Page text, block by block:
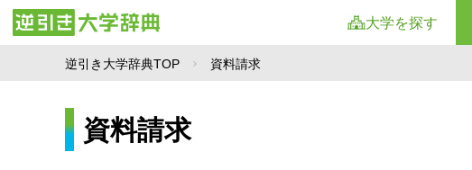
大学を探す
逆引き大学辞典TOP 資料請求
資料請求